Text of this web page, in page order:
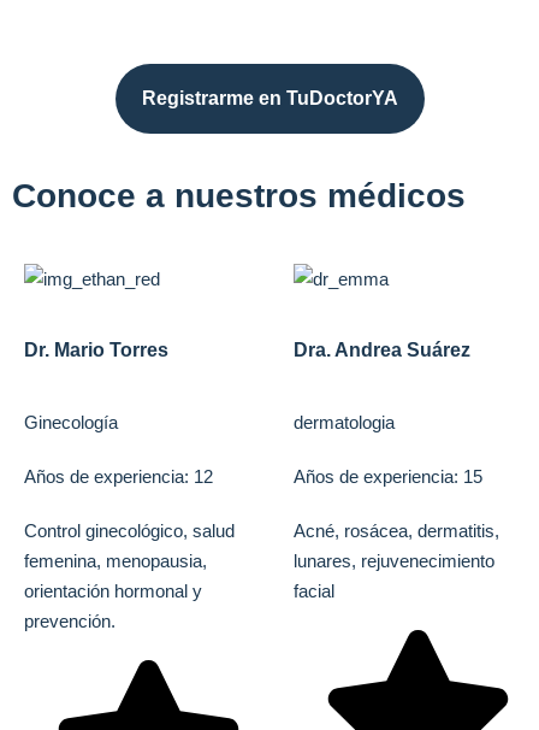
Registrarme en TuDoctorYA
Conoce a nuestros médicos
Dr. Mario Torres
Ginecología
Años de experiencia: 12
Control ginecológico, salud
femenina, menopausia,
orientación hormonal y
prevención.
Dra. Andrea Suárez
dermatologia
Años de experiencia: 15
Acné, rosácea, dermatitis,
lunares, rejuvenecimiento
facial